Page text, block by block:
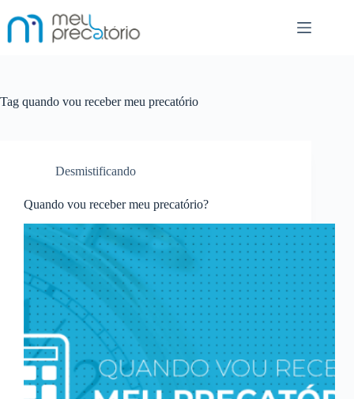
para
Tag quando vou receber meu precatório
Desmistificando
Quando vou receber meu precatório?